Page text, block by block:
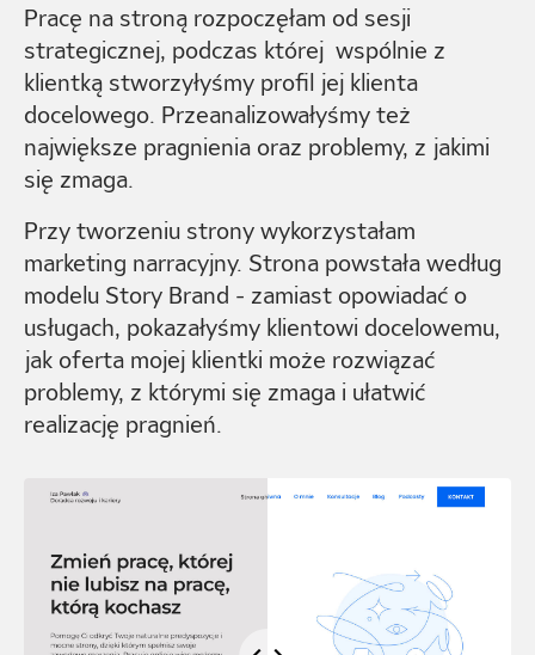
Pracę na stroną rozpoczęłam od sesji
strategicznej, podczas której wspólnie z
klientką stworzyłyśmy profil jej klienta
docelowego. Przeanalizowałyśmy też
największe pragnienia oraz problemy, z jakimi
się zmaga.
Przy tworzeniu strony wykorzystałam
marketing narracyjny. Strona powstała według
modelu Story Brand - zamiast opowiadać o
usługach, pokazałyśmy klientowi docelowemu,
jak oferta mojej klientki może rozwiązać
problemy, z którymi się zmaga i ułatwić
realizację pragnień.